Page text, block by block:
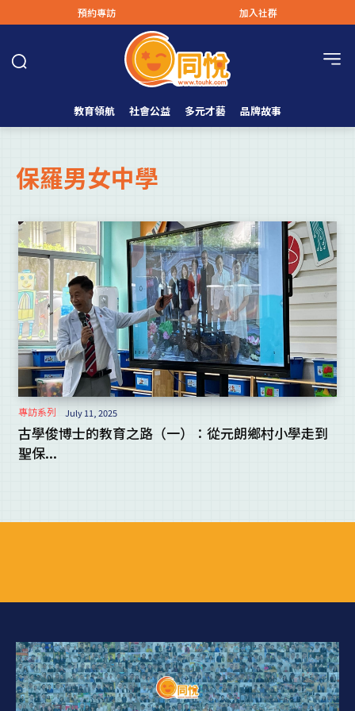
預約專訪 加入社群
教育領航 社會公益 多元才藝 品牌故事
保羅男女中學
專訪系列 July 11, 2025
古學俊博士的教育之路（一）：從元朗鄉村小學走到
聖保...